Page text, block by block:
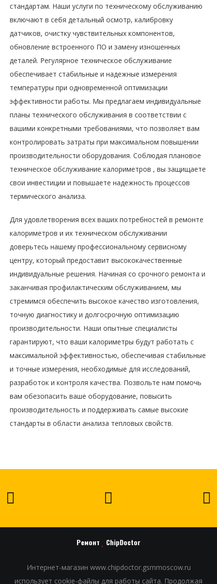
стандартам. Наши услуги по техническому обслуживанию
включают в себя детальный осмотр, калибровку
датчиков, очистку чувствительных компонентов,
обновление встроенного ПО и замену изношенных
деталей. Регулярное техническое обслуживание
обеспечивает стабильные и надежные измерения
температуры при одновременной оптимизации
эффективности работы. Мы предлагаем индивидуальные
планы технического обслуживания в соответствии с
вашими конкретными требованиями, что позволяет вам
контролировать затраты при максимальном повышении
производительности оборудования. Соблюдая плановое
техническое обслуживание калориметров , вы защищаете
свои инвестиции и повышаете надежность процессов
термического анализа.
Для удовлетворения всех ваших потребностей в ремонте
калориметров и их техническом обслуживании
доверьтесь нашему профессиональному сервисному
центру, который предоставит высококачественные
индивидуальные решения. Начиная со срочного ремонта и
заканчивая профилактическим обслуживанием, мы
стремимся обеспечить высокое качество изготовления,
точную диагностику и долгосрочную оптимизацию
производительности. Наши опытные специалисты
гарантируют, что ваши калориметры будут работать с
максимальной эффективностью, обеспечивая стабильные
и точные измерения, необходимые для исследований,
разработок и контроля качества. Позвольте нам помочь
вам обезопасить ваше оборудование, повысить
производительность и поддерживать самые высокие
стандарты в области анализа тепловых свойств.
Ремонт ChipDoctor
Интернет-магазин www.chipdoctor.gsmmoscow.ru
использует cookie-файлы для работы сайта. Продолжая